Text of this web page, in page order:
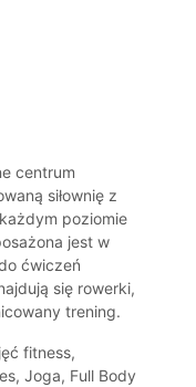
centrum
siłownię z
poziomie
jest w
ćwiczeń
się rowerki,
trening.
fitness,
Joga, Full Body